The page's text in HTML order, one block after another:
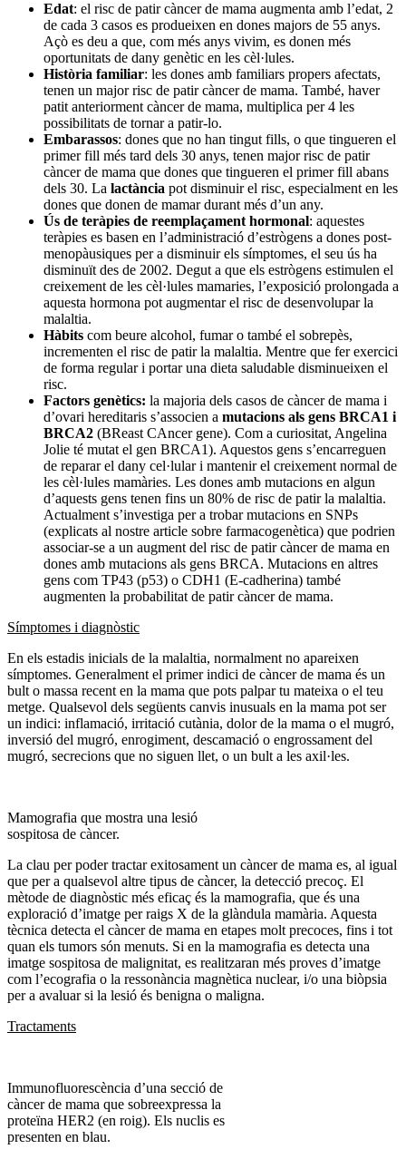
Edat: el risc de patir càncer de mama augmenta amb l’edat, 2
de cada 3 casos es produeixen en dones majors de 55 anys.
Açò es deu a que, com més anys vivim, es donen més
oportunitats de dany genètic en les cèl·lules.
Història familiar: les dones amb familiars propers afectats,
tenen un major risc de patir càncer de mama. També, haver
patit anteriorment càncer de mama, multiplica per 4 les
possibilitats de tornar a patir-lo.
Embarassos: dones que no han tingut fills, o que tingueren el
primer fill més tard dels 30 anys, tenen major risc de patir
càncer de mama que dones que tingueren el primer fill abans
dels 30. La lactància pot disminuir el risc, especialment en les
dones que donen de mamar durant més d’un any.
Ús de teràpies de reemplaçament hormonal: aquestes
teràpies es basen en l’administració d’estrògens a dones post-
menopàusiques per a disminuir els símptomes, el seu ús ha
disminuït des de 2002. Degut a que els estrògens estimulen el
creixement de les cèl·lules mamaries, l’exposició prolongada a
aquesta hormona pot augmentar el risc de desenvolupar la
malaltia.
Hàbits com beure alcohol, fumar o també el sobrepès,
incrementen el risc de patir la malaltia. Mentre que fer exercici
de forma regular i portar una dieta saludable disminueixen el
risc.
Factors genètics: la majoria dels casos de càncer de mama i
d’ovari hereditaris s’associen a mutacions als gens BRCA1 i
BRCA2 (BReast CAncer gene). Com a curiositat, Angelina
Jolie té mutat el gen BRCA1). Aquestos gens s’encarreguen
de reparar el dany cel·lular i mantenir el creixement normal de
les cèl·lules mamàries. Les dones amb mutacions en algun
d’aquests gens tenen fins un 80% de risc de patir la malaltia.
Actualment s’investiga per a trobar mutacions en SNPs
(explicats al nostre article sobre farmacogenètica) que podrien
associar-se a un augment del risc de patir càncer de mama en
dones amb mutacions als gens BRCA. Mutacions en altres
gens com TP43 (p53) o CDH1 (E-cadherina) també
augmenten la probabilitat de patir càncer de mama.
Símptomes i diagnòstic
En els estadis inicials de la malaltia, normalment no apareixen
símptomes. Generalment el primer indici de càncer de mama és un
bult o massa recent en la mama que pots palpar tu mateixa o el teu
metge. Qualsevol dels següents canvis inusuals en la mama pot ser
un indici: inflamació, irritació cutània, dolor de la mama o el mugró,
inversió del mugró, enrogiment, descamació o engrossament del
mugró, secrecions que no siguen llet, o un bult a les axil·les.
Mamografia que mostra una lesió
sospitosa de càncer.
La clau per poder tractar exitosament un càncer de mama es, al igual
que per a qualsevol altre tipus de càncer, la detecció precoç. El
mètode de diagnòstic més eficaç és la mamografia, que és una
exploració d’imatge per raigs X de la glàndula mamària. Aquesta
tècnica detecta el càncer de mama en etapes molt precoces, fins i tot
quan els tumors són menuts. Si en la mamografia es detecta una
imatge sospitosa de malignitat, es realitzaran més proves d’imatge
com l’ecografia o la ressonància magnètica nuclear, i/o una biòpsia
per a avaluar si la lesió és benigna o maligna.
Tractaments
Immunofluorescència d’una secció de
càncer de mama que sobreexpressa la
proteïna HER2 (en roig). Els nuclis es
presenten en blau.